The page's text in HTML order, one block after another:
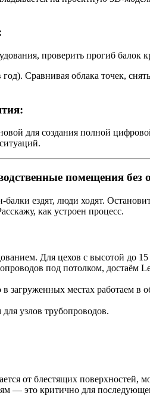
проверить прогиб балок
Сравнивая облака точек,
для создания полной
помещения без
ездят, люди ходят.
как устроен процесс.
Для цехов с высотой до
под потолком, достаём
загруженных местах работаем
узлов трубопроводов.
от блестящих
— это критично для